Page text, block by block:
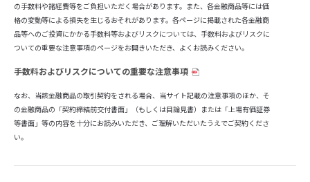
の手数料や諸経費等をご負担いただく場合があります。また、各金融商品等には価
格の変動等による損失を生じるおそれがあります。各ページに掲載された各金融商
品等へのご投資にかかる手数料等およびリスクについては、手数料およびリスクに
ついての重要な注意事項のページをお開きいただき、よくお読みください。
手数料およびリスクについての重要な注意事項
なお、当該金融商品の取引契約をされる場合、当サイト記載の注意事項のほか、そ
の金融商品の「契約締結前交付書面」（もしくは目論見書）または「上場有価証券
等書面」等の内容を十分にお読みいただき、ご理解いただいたうえでご契約くださ
い。